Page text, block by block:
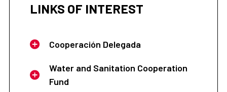
LINKS OF INTEREST
Cooperación Delegada
Water and Sanitation Cooperation
Fund